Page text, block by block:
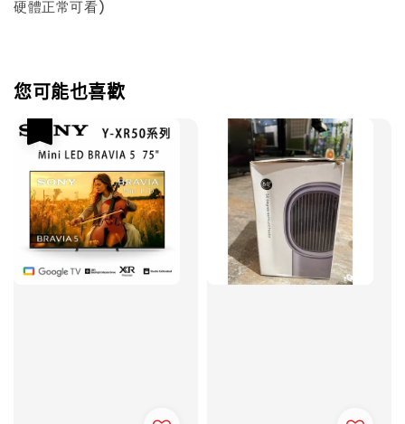
硬體正常可看)
您可能也喜歡